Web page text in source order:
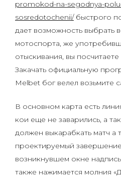
promokod-na-segodnya-
sosredotochenii/быстрого
дает возможность выбрать
мотоспорта, же
отыскивания, вы
Закачать официальную
Melbet бог велел возьмите
В основном карта есть
кои еще не заварились, а
должен выкарабкать матч а
проектируемый
возникнувшем окне
также нажимается молния